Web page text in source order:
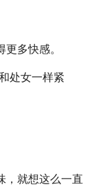
多快感。
处女一样紧
，就想这么一直